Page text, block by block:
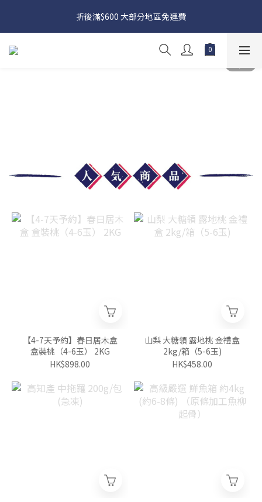
日本接近假期，貨源較不穩定；如想在 8 月 11 日至 8 月 15 日收
貨，請務必於 8 月 10 日前落單
折後滿$600 大部分地區免運費
日本接近假期，貨源較不穩定；如想在 8 月 11 日至 8 月 15 日收
貨，請務必於 8 月 10 日前落單
【4-7天予約】春日居木盒
盒裝桃（4-6玉） 2KG
HK$898.00
山梨 大糖領 露地桃 金禮盒
2kg/箱（5-6玉)
HK$458.00